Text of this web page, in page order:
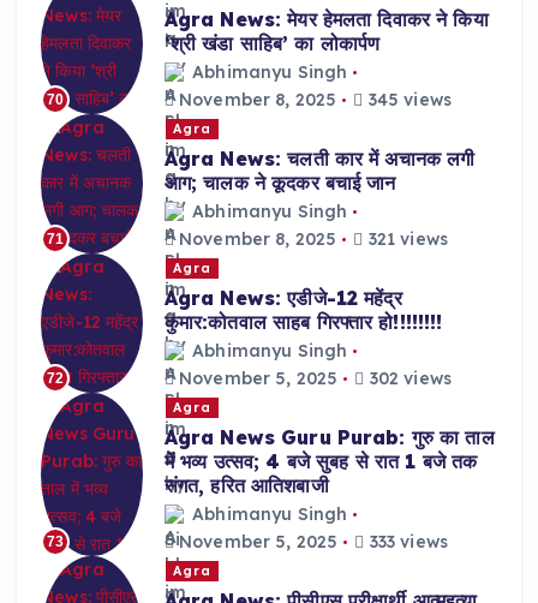
70
Agra News: मेयर हेमलता दिवाकर ने किया
‘श्री खंडा साहिब’ का लोकार्पण
Abhimanyu Singh
November 8, 2025
345 views
71
Agra
Agra News: चलती कार में अचानक लगी
आग; चालक ने कूदकर बचाई जान
Abhimanyu Singh
November 8, 2025
321 views
72
Agra
Agra News: एडीजे-12 महेंद्र
कुमार:कोतवाल साहब गिरफ्तार हो!!!!!!!!
Abhimanyu Singh
November 5, 2025
302 views
73
Agra
Agra News Guru Purab: गुरु का ताल
में भव्य उत्सव; 4 बजे सुबह से रात 1 बजे तक
संगत, हरित आतिशबाजी
Abhimanyu Singh
November 5, 2025
333 views
Agra